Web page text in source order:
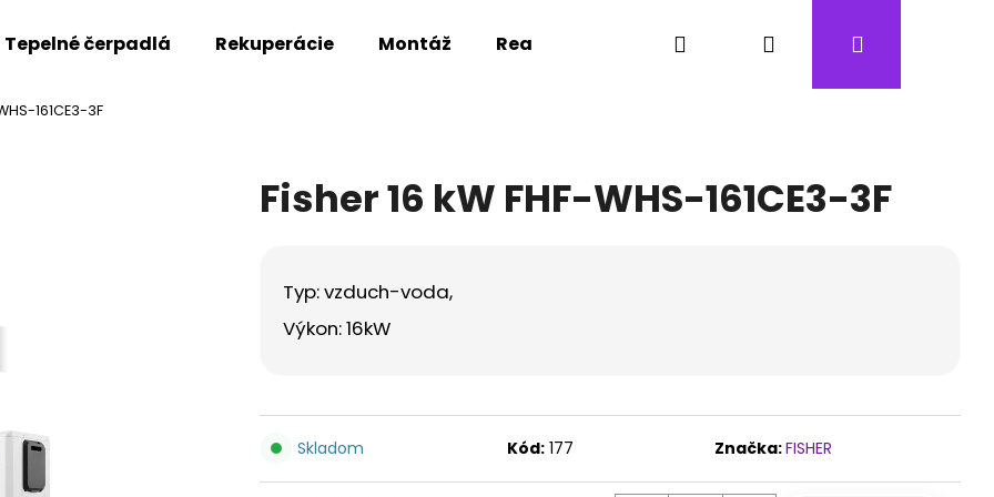
Tepelné čerpadlá Rekuperácie Montáž Realizácie Kontakty Revízne prehliadky
Hľadať Prihlásenie
161CE3-3F
Fisher 16 kW FHF-WHS-161CE3-3F
Typ: vzduch-voda,
Výkon: 16kW
Skladom Kód: 177 Značka:FISHER
Čo potrebujete nájsť?
HĽADAŤ